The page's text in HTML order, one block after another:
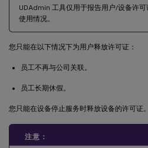
UDAdmin 工具仅用于报告用户/设备许
使用情况。
您只能在以下情况下为用户释放许可证：
员工不再与公司关联。
员工长期休假。
您只能在设备停止服务时释放设备的许可证。
注意：